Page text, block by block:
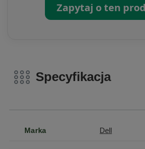
Zapytaj o ten
Specyfikacja
Marka Dell